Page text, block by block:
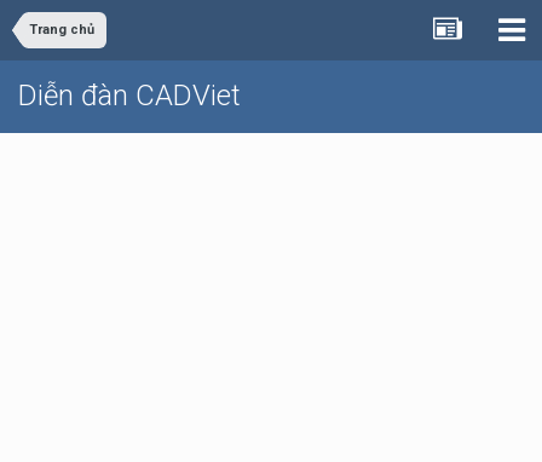
Trang chủ
Diễn đàn CADViet